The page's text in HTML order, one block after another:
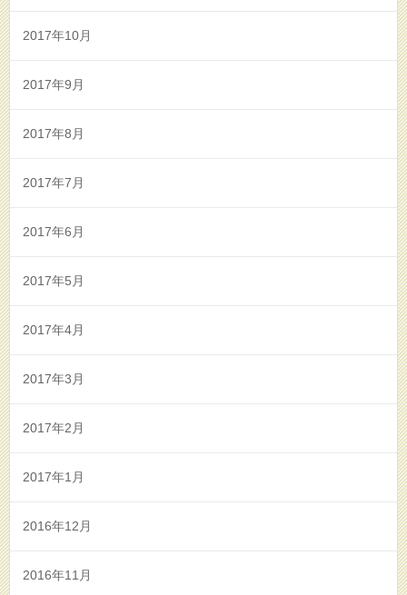
2017年10月
2017年9月
2017年8月
2017年7月
2017年6月
2017年5月
2017年4月
2017年3月
2017年2月
2017年1月
2016年12月
2016年11月